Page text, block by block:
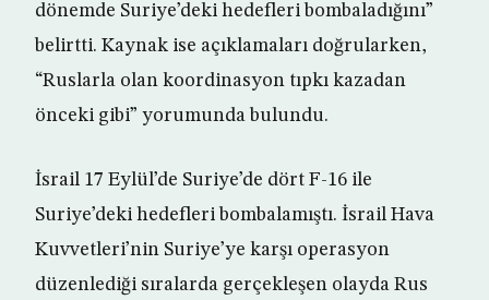
dönemde Suriye’deki hedefleri bombaladığını”
belirtti. Kaynak ise açıklamaları doğrularken,
“Ruslarla olan koordinasyon tıpkı kazadan
önceki gibi” yorumunda bulundu.
İsrail 17 Eylül’de Suriye’de dört F-16 ile
Suriye’deki hedefleri bombalamıştı. İsrail Hava
Kuvvetleri’nin Suriye’ye karşı operasyon
düzenlediği sıralarda gerçekleşen olayda Rus